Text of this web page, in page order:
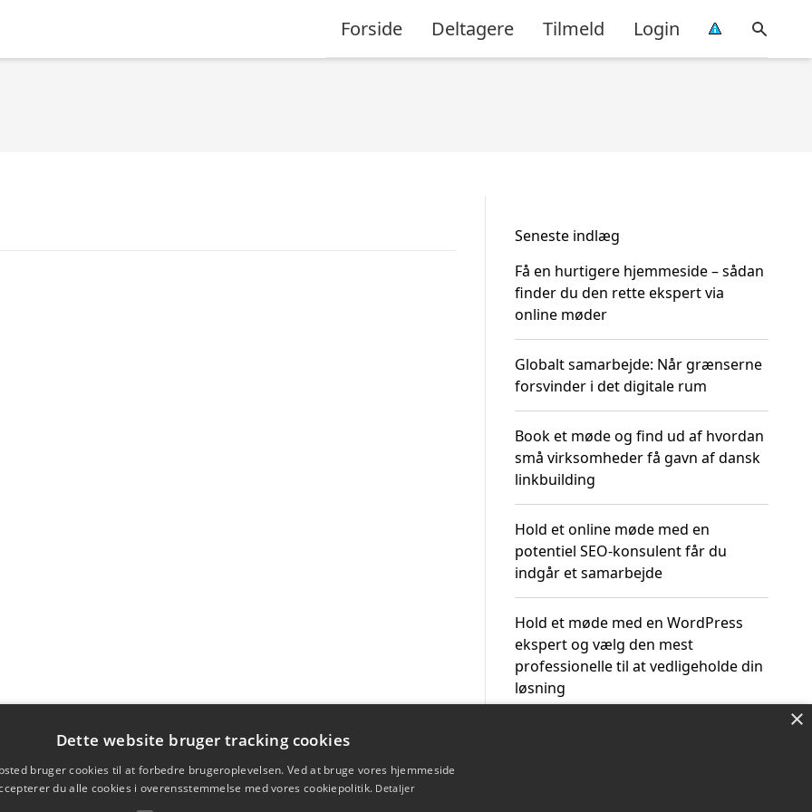
Forside Deltagere Tilmeld Login
Seneste indlæg
Få en hurtigere hjemmeside – sådan
finder du den rette ekspert via
online møder
Globalt samarbejde: Når grænserne
forsvinder i det digitale rum
Book et møde og find ud af hvordan
små virksomheder få gavn af dansk
linkbuilding
Hold et online møde med en
potentiel SEO-konsulent får du
indgår et samarbejde
Hold et møde med en WordPress
ekspert og vælg den mest
professionelle til at vedligeholde din
løsning
×
Dette website bruger tracking cookies
bruger cookies til at forbedre brugeroplevelsen. Ved at bruge vores hjemmeside
du alle cookies i overensstemmelse med vores cookiepolitik. Detaljer